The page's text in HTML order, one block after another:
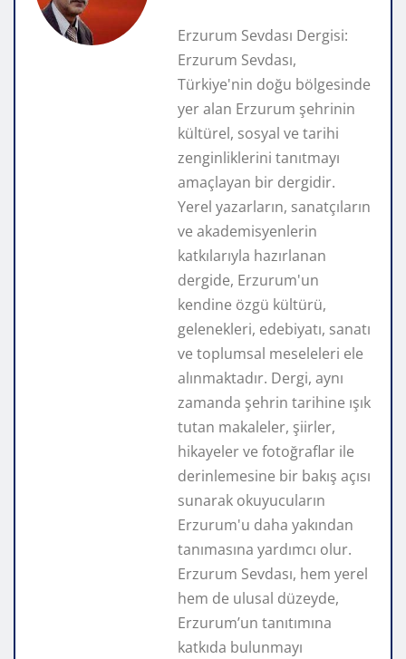
Erzurum Sevdası Dergisi:
Erzurum Sevdası,
Türkiye'nin doğu bölgesinde
yer alan Erzurum şehrinin
kültürel, sosyal ve tarihi
zenginliklerini tanıtmayı
amaçlayan bir dergidir.
Yerel yazarların, sanatçıların
ve akademisyenlerin
katkılarıyla hazırlanan
dergide, Erzurum'un
kendine özgü kültürü,
gelenekleri, edebiyatı, sanatı
ve toplumsal meseleleri ele
alınmaktadır. Dergi, aynı
zamanda şehrin tarihine ışık
tutan makaleler, şiirler,
hikayeler ve fotoğraflar ile
derinlemesine bir bakış açısı
sunarak okuyucuların
Erzurum'u daha yakından
tanımasına yardımcı olur.
Erzurum Sevdası, hem yerel
hem de ulusal düzeyde,
Erzurum’un tanıtımına
katkıda bulunmayı